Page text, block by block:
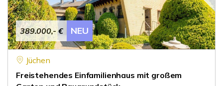
389.000,- € NEU
Jüchen
Freistehendes Einfamilienhaus mit großem